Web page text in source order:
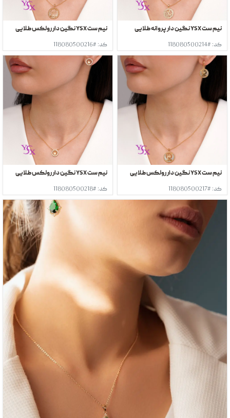
نیم ست YSX نگین دار پروانه طلایی
کد: #118080500214
نیم ست YSX نگین دار رولکس طلایی
کد: #118080500216
نیم ست YSX نگین دار رولکس طلایی
کد: #118080500217
نیم ست YSX نگین دار رولکس طلایی
کد: #118080500218